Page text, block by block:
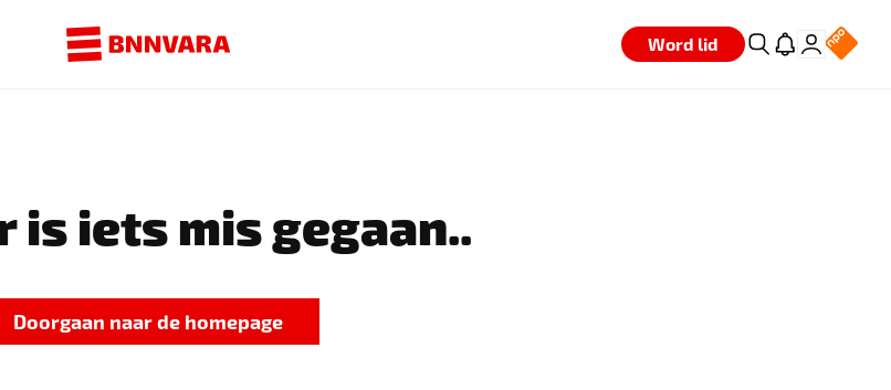
Word lid
is iets mis gegaan..
Doorgaan naar de homepage